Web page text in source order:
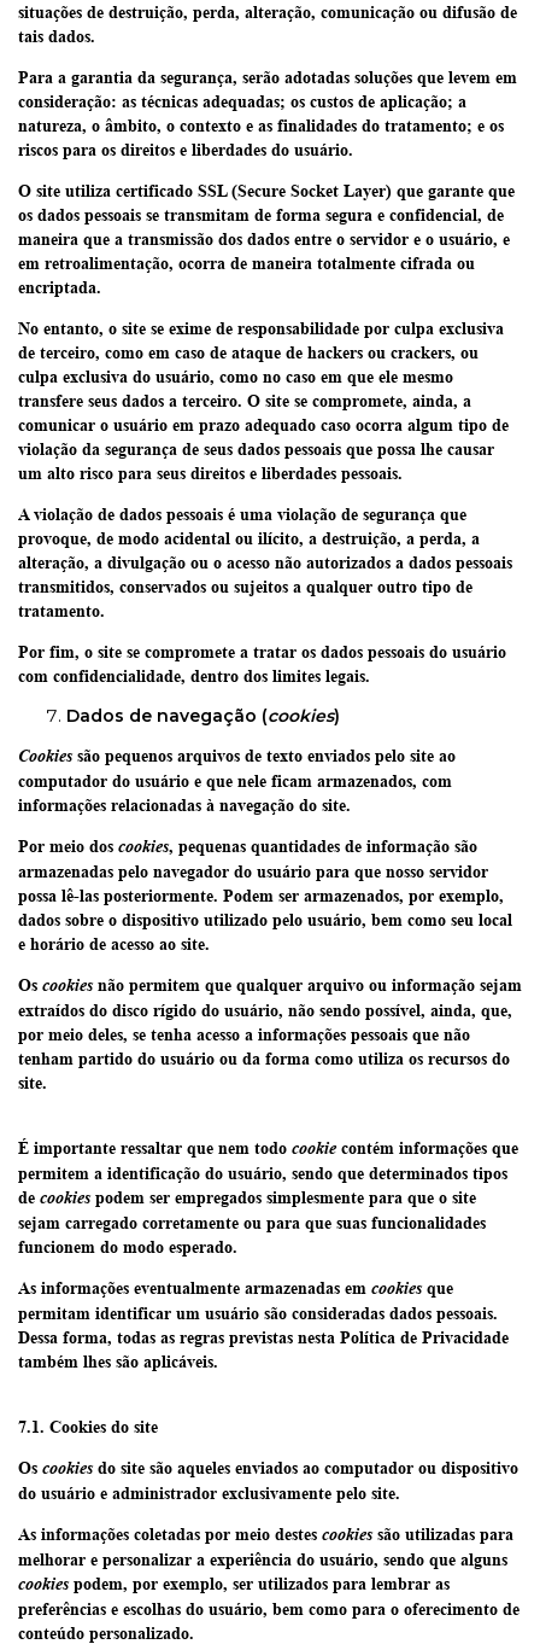
situações de destruição, perda, alteração, comunicação ou difusão de
tais dados.
Para a garantia da segurança, serão adotadas soluções que levem em
consideração: as técnicas adequadas; os custos de aplicação; a
natureza, o âmbito, o contexto e as finalidades do tratamento; e os
riscos para os direitos e liberdades do usuário.
O site utiliza certificado SSL (Secure Socket Layer) que garante que
os dados pessoais se transmitam de forma segura e confidencial, de
maneira que a transmissão dos dados entre o servidor e o usuário, e
em retroalimentação, ocorra de maneira totalmente cifrada ou
encriptada.
No entanto, o site se exime de responsabilidade por culpa exclusiva
de terceiro, como em caso de ataque de hackers ou crackers, ou
culpa exclusiva do usuário, como no caso em que ele mesmo
transfere seus dados a terceiro. O site se compromete, ainda, a
comunicar o usuário em prazo adequado caso ocorra algum tipo de
violação da segurança de seus dados pessoais que possa lhe causar
um alto risco para seus direitos e liberdades pessoais.
A violação de dados pessoais é uma violação de segurança que
provoque, de modo acidental ou ilícito, a destruição, a perda, a
alteração, a divulgação ou o acesso não autorizados a dados pessoais
transmitidos, conservados ou sujeitos a qualquer outro tipo de
tratamento.
Por fim, o site se compromete a tratar os dados pessoais do usuário
com confidencialidade, dentro dos limites legais.
Dados de navegação (cookies)
Cookiessão pequenos arquivos de texto enviados pelo site ao
computador do usuário e que nele ficam armazenados, com
informações relacionadas à navegação do site.
Por meio dos cookies, pequenas quantidades de informação são
armazenadas pelo navegador do usuário para que nosso servidor
possa lê-las posteriormente. Podem ser armazenados, por exemplo,
dados sobre o dispositivo utilizado pelo usuário, bem como seu local
e horário de acesso ao site.
Os cookiesnão permitem que qualquer arquivo ou informação sejam
extraídos do disco rígido do usuário, não sendo possível, ainda, que,
por meio deles, se tenha acesso a informações pessoais que não
tenham partido do usuário ou da forma como utiliza os recursos do
site.
É importante ressaltar que nem todo cookie contém informações que
permitem a identificação do usuário, sendo que determinados tipos
de cookiespodem ser empregados simplesmente para que o site
sejam carregado corretamente ou para que suas funcionalidades
funcionem do modo esperado.
As informações eventualmente armazenadas em cookiesque
permitam identificar um usuário são consideradas dados pessoais.
Dessa forma, todas as regras previstas nesta Política de Privacidade
também lhes são aplicáveis.
7.1. Cookies do site
Os cookiesdo site são aqueles enviados ao computador ou dispositivo
do usuário e administrador exclusivamente pelo site.
As informações coletadas por meio destes cookiessão utilizadas para
melhorar e personalizar a experiência do usuário, sendo que alguns
cookiespodem, por exemplo, ser utilizados para lembrar as
preferências e escolhas do usuário, bem como para o oferecimento de
conteúdo personalizado.